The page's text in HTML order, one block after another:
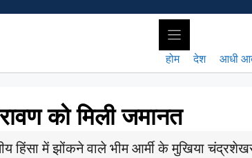
होम देश आधी
को मिली जमानत
हिंसा में झोंकने वाले भीम आर्मी के मुखिया